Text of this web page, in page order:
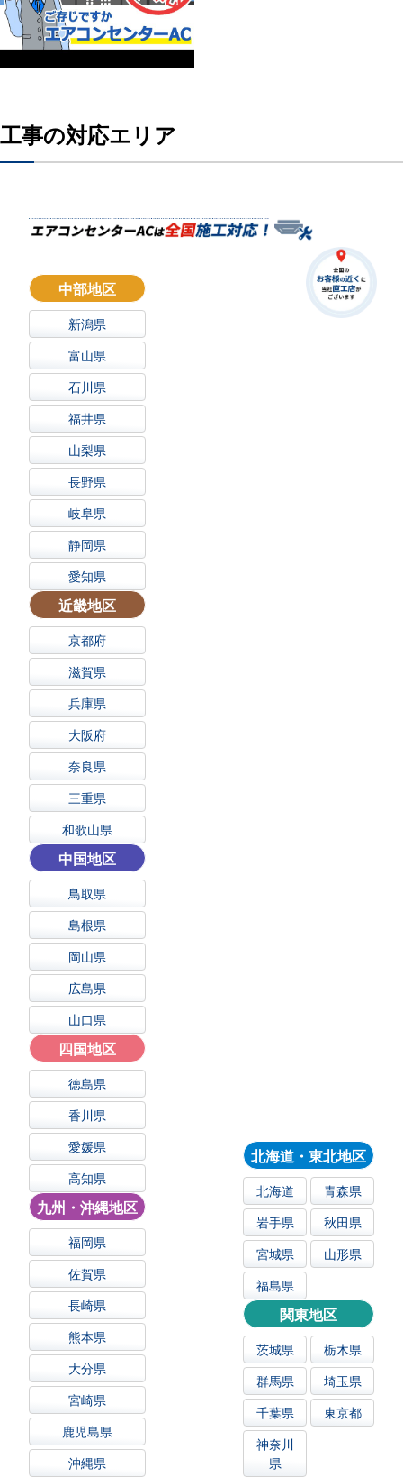
工事の対応エリア
北海道・東北地区
北海道
青森県
岩手県
秋田県
宮城県
山形県
福島県
関東地区
茨城県
栃木県
群馬県
埼玉県
千葉県
東京都
神奈川
県
中部地区
新潟県
富山県
石川県
福井県
山梨県
長野県
岐阜県
静岡県
愛知県
近畿地区
京都府
滋賀県
兵庫県
大阪府
奈良県
三重県
和歌山県
中国地区
鳥取県
島根県
岡山県
広島県
山口県
四国地区
徳島県
香川県
愛媛県
高知県
九州・沖縄地区
福岡県
佐賀県
長崎県
熊本県
大分県
宮崎県
鹿児島県
沖縄県